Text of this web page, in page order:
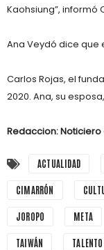
Kaohsiung”, informó
Ana Veydó dice que
Carlos Rojas, el
2020. Ana, su
Redaccion: Noticiero
ACTUALIDAD
CIMARRÓN
JOROPO META
TAIWÁN